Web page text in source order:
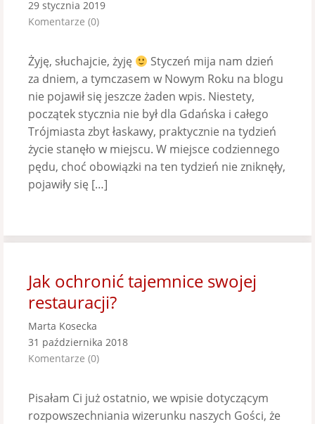
29 stycznia 2019
Komentarze (0)
Żyję, słuchajcie, żyję
Styczeń mija nam dzień
za dniem, a tymczasem w Nowym Roku na blogu
nie pojawił się jeszcze żaden wpis. Niestety,
początek stycznia nie był dla Gdańska i całego
Trójmiasta zbyt łaskawy, praktycznie na tydzień
życie stanęło w miejscu. W miejsce codziennego
pędu, choć obowiązki na ten tydzień nie zniknęły,
pojawiły się […]
Jak ochronić tajemnice swojej
restauracji?
Marta Kosecka
31 października 2018
Komentarze (0)
Pisałam Ci już ostatnio, we wpisie dotyczącym
rozpowszechniania wizerunku naszych Gości, że